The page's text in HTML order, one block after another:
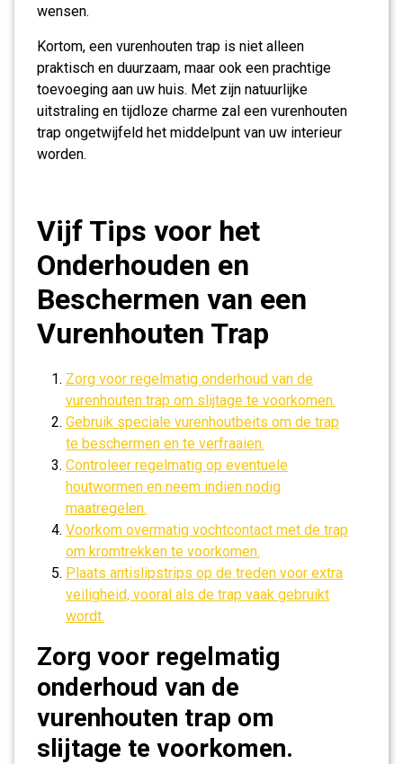
wensen.
Kortom, een vurenhouten trap is niet alleen
praktisch en duurzaam, maar ook een prachtige
toevoeging aan uw huis. Met zijn natuurlijke
uitstraling en tijdloze charme zal een vurenhouten
trap ongetwijfeld het middelpunt van uw interieur
worden.
Vijf Tips voor het
Onderhouden en
Beschermen van een
Vurenhouten Trap
Zorg voor regelmatig onderhoud van de
vurenhouten trap om slijtage te voorkomen.
Gebruik speciale vurenhoutbeits om de trap
te beschermen en te verfraaien.
Controleer regelmatig op eventuele
houtwormen en neem indien nodig
maatregelen.
Voorkom overmatig vochtcontact met de trap
om kromtrekken te voorkomen.
Plaats antislipstrips op de treden voor extra
veiligheid, vooral als de trap vaak gebruikt
wordt.
Zorg voor regelmatig
onderhoud van de
vurenhouten trap om
slijtage te voorkomen.